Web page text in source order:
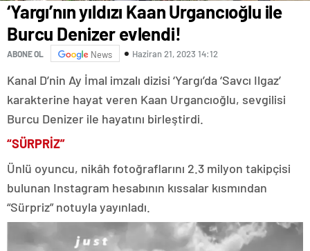
‘Yargı’nın yıldızı Kaan Urgancıoğlu ile
Burcu Denizer evlendi!
ABONE OL News Haziran 21, 2023 14:12
Kanal D’nin Ay İmal imzalı dizisi ‘Yargı’da ‘Savcı Ilgaz’
karakterine hayat veren Kaan Urgancıoğlu, sevgilisi
Burcu Denizer ile hayatını birleştirdi.
“SÜRPRİZ”
Ünlü oyuncu, nikâh fotoğraflarını 2.3 milyon takipçisi
bulunan Instagram hesabının kıssalar kısmından
“Sürpriz” notuyla yayınladı.